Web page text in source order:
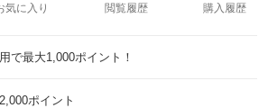
気に入り 閲覧履歴 購入履歴
で最大1,000ポイント！
ポイント